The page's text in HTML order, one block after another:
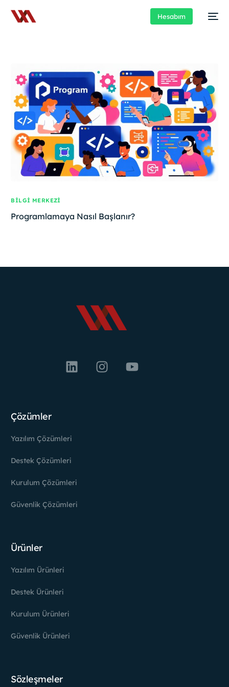
Hesabım
BILGI MERKEZI
Programlamaya Nasıl Başlanır?
Çözümler
Yazılım Çözümleri
Destek Çözümleri
Kurulum Çözümleri
Güvenlik Çözümleri
Ürünler
Yazılım Ürünleri
Destek Ürünleri
Kurulum Ürünleri
Güvenlik Ürünleri
Sözleşmeler